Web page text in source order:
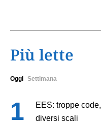
Più lette
Oggi Settimana
EES: troppe code,
diversi scali